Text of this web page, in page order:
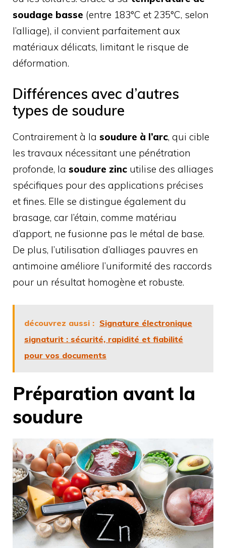
soudage basse (entre 183°C et 235°C, selon
l’alliage), il convient parfaitement aux
matériaux délicats, limitant le risque de
déformation.
Différences avec d’autres
types de soudure
Contrairement à la soudure à l’arc, qui cible
les travaux nécessitant une pénétration
profonde, la soudure zinc utilise des alliages
spécifiques pour des applications précises
et fines. Elle se distingue également du
brasage, car l’étain, comme matériau
d’apport, ne fusionne pas le métal de base.
De plus, l’utilisation d’alliages pauvres en
antimoine améliore l’uniformité des raccords
pour un résultat homogène et robuste.
découvrez aussi : Signature électronique
signaturit : sécurité, rapidité et fiabilité
pour vos documents
Préparation avant la
soudure